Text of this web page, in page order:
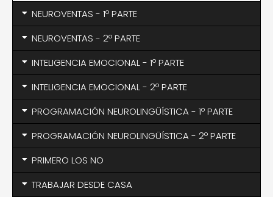
NEUROVENTAS - 1º PARTE
NEUROVENTAS - 2º PARTE
INTELIGENCIA EMOCIONAL - 1º PARTE
INTELIGENCIA EMOCIONAL - 2º PARTE
PROGRAMACIÓN NEUROLINGÜÍSTICA - 1º PARTE
PROGRAMACIÓN NEUROLINGÜÍSTICA - 2º PARTE
PRIMERO LOS NO
TRABAJAR DESDE CASA